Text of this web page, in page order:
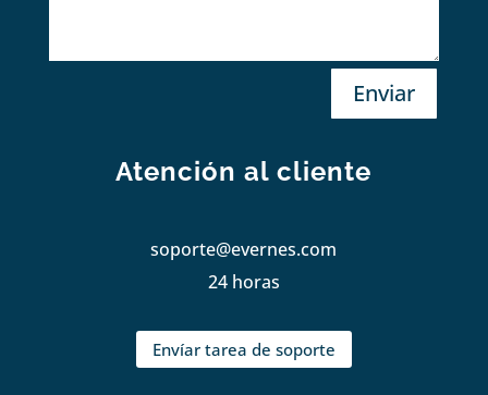
Enviar
Atención al cliente
soporte@evernes.com
24 horas
Envíar tarea de soporte